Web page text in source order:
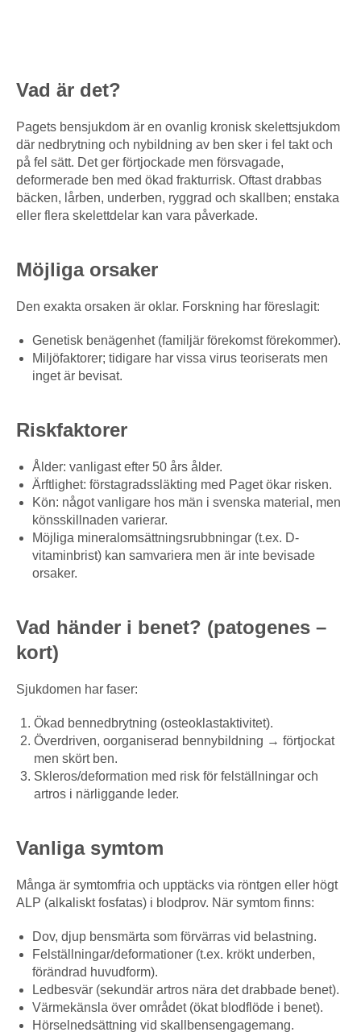
Vad är det?
Pagets bensjukdom är en ovanlig kronisk skelettsjukdom
där nedbrytning och nybildning av ben sker i fel takt och
på fel sätt. Det ger förtjockade men försvagade,
deformerade ben med ökad frakturrisk. Oftast drabbas
bäcken, lårben, underben, ryggrad och skallben; enstaka
eller flera skelettdelar kan vara påverkade.
Möjliga orsaker
Den exakta orsaken är oklar. Forskning har föreslagit:
Genetisk benägenhet (familjär förekomst förekommer).
Miljöfaktorer; tidigare har vissa virus teoriserats men
inget är bevisat.
Riskfaktorer
Ålder: vanligast efter 50 års ålder.
Ärftlighet: förstagradssläkting med Paget ökar risken.
Kön: något vanligare hos män i svenska material, men
könsskillnaden varierar.
Möjliga mineralomsättningsrubbningar (t.ex. D-
vitaminbrist) kan samvariera men är inte bevisade
orsaker.
Vad händer i benet? (patogenes –
kort)
Sjukdomen har faser:
Ökad bennedbrytning (osteoklastaktivitet).
Överdriven, oorganiserad bennybildning → förtjockat
men skört ben.
Skleros/deformation med risk för felställningar och
artros i närliggande leder.
Vanliga symtom
Många är symtomfria och upptäcks via röntgen eller högt
ALP (alkaliskt fosfatas) i blodprov. När symtom finns:
Dov, djup bensmärta som förvärras vid belastning.
Felställningar/deformationer (t.ex. krökt underben,
förändrad huvudform).
Ledbesvär (sekundär artros nära det drabbade benet).
Värmekänsla över området (ökat blodflöde i benet).
Hörselnedsättning vid skallbensengagemang.